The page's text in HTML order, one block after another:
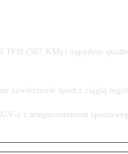
(367 KM) i napędem
zawieszenie sport z ciągłą
a z temperamentem